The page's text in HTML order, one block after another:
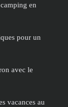
en
pour un
le
vacances au